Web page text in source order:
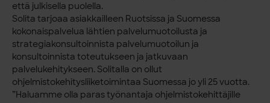
että julkisella puolella.
Solita tarjoaa asiakkailleen Ruotsissa ja Suomessa
kokonaispalvelua lähtien palvelumuotoilusta ja
strategiakonsultoinnista palvelumuotoilun ja
konsultoinnista toteutukseen ja jatkuvaan
palvelukehitykseen. Solitalla on ollut
ohjelmistokehitysliiketoimintaa Suomessa jo yli 25 vuotta.
”Haluamme olla paras työnantaja ohjelmistokehittäjille